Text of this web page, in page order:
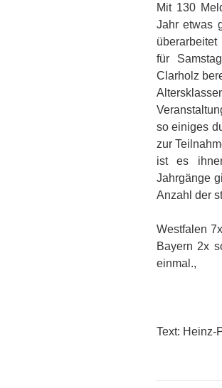
Mit 130
Jahr etwas
für
Clarholz
so einiges
zur
ist es
Jahrgänge
Anzahl der
Westfalen
Bayern 2x
einmal.,
Text: Heinz-